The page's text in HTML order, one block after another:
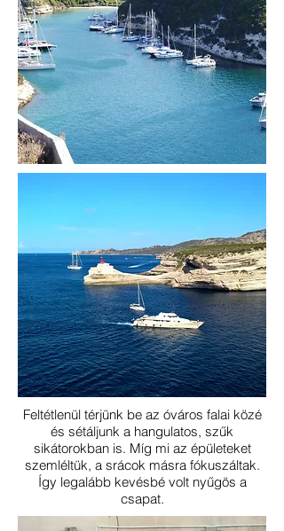
Feltétlenül térjünk be az óváros falai közé
és sétáljunk a hangulatos, szűk
sikátorokban is. Míg mi az épületeket
szemléltük, a srácok másra fókuszáltak.
Így legalább kevésbé volt nyűgös a
csapat.